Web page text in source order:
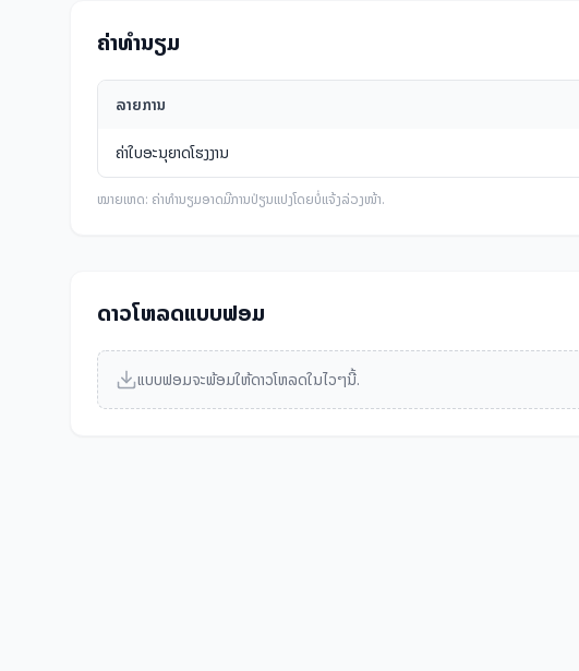
ຄ່າທໍານຽມ
ລາຍການ
ຄ່າໃບອະນຸຍາດໂຮງງານ
ໝາຍເຫດ: ຄ່າທໍານຽມອາດມີການປ່ຽນແປງໂດຍບໍ່ແຈ້ງລ່ວງໜ້າ.
ດາວໂຫລດແບບຟອມ
ແບບຟອມຈະພ້ອມໃຫ້ດາວໂຫລດໃນໄວໆນີ້.